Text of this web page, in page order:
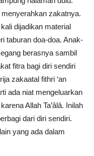
zakatnya.
dijadikan material
taburan doa-doa. Anak-
berasnya sambil
fitra bagi diri sendiri
zakaatal fithri ‘an
ada niat mengeluarkan
Allah Ta’âlâ. Inilah
dari diri sendiri.
yang ada dalam